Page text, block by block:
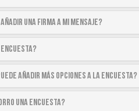
añadir una firma a mi mensaje?
encuesta?
añadir más opciones a la encuesta?
una encuesta?